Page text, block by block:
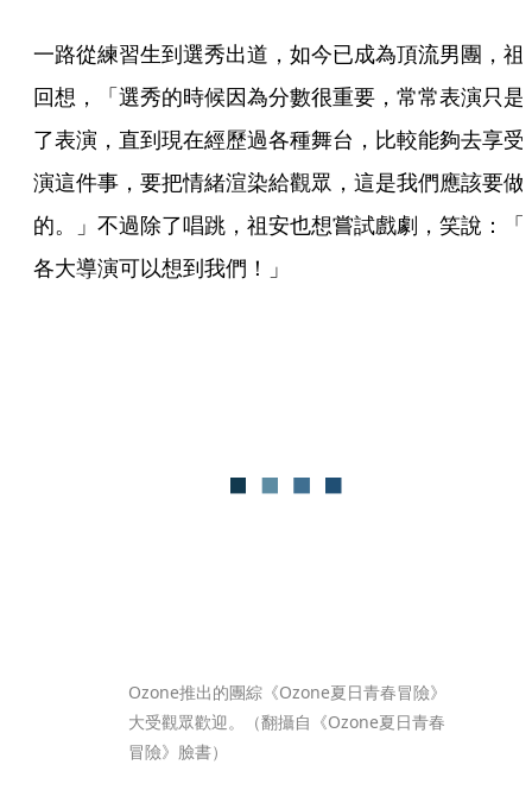
一路從練習生到選秀出道，如今已成為頂流男團，祖
回想，「選秀的時候因為分數很重要，常常表演只是
了表演，直到現在經歷過各種舞台，比較能夠去享受
演這件事，要把情緒渲染給觀眾，這是我們應該要做
的。」不過除了唱跳，祖安也想嘗試戲劇，笑說：「
各大導演可以想到我們！」
Ozone推出的團綜《Ozone夏日青春冒險》
大受觀眾歡迎。（翻攝自《Ozone夏日青春
冒險》臉書）